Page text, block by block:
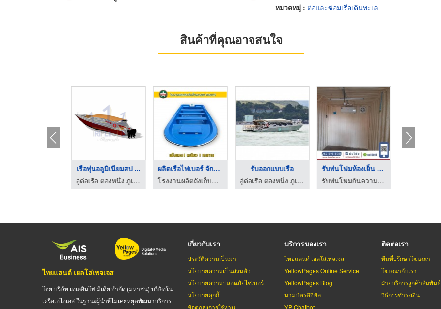
หมวดหมู่ : ต่อและซ่อมเรือเดินทะเล
สินค้าที่คุณอาจสนใจ
เรือทุ่นอลูมิเนียมสป ...
อู่ต่อเรือ ตองหนึ่ง ภูเก็ต
ผลิตเรือไฟเบอร์ จักร ...
โรงงานผลิตถังเก็บน้ำพลาสติก นิวสตาร์
รับออกแบบเรือ
อู่ต่อเรือ ตองหนึ่ง ภูเก็ต
รับพ่นโฟมห้องเย็น รถ ...
รับพ่นโฟมกันความร้อน - ช่างน้อย
ไทยแลนด์ เยลโล่เพจเจส
โดย บริษัท เทเลอินโฟ มีเดีย จำกัด (มหาชน) บริษัทใน
เครือเอไอเอส ในฐานะผู้นำที่ไม่เคยหยุดพัฒนาบริการ
เกี่ยวกับเรา
ประวัติความเป็นมา
นโยบายความเป็นส่วนตัว
นโยบายความปลอดภัยไซเบอร์
นโยบายคุกกี้
ข้อตกลงการใช้งาน
บริการของเรา
ไทยแลนด์ เยลโล่เพจเจส
YellowPages Online Service
YellowPages Blog
นามบัตรดิจิทัล
YP Chatbot
ติดต่อเรา
ทีมที่ปรึกษาโฆษณา
โฆษณากับเรา
ฝ่ายบริการลูกค้าสัมพันธ์
วิธีการชำระเงิน